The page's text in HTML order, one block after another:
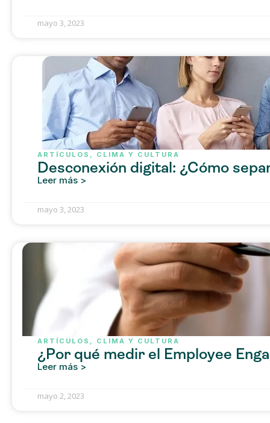
mayo 3, 2023
ARTÍCULOS CLIMA Y CULTURA
Desconexión digital: ¿Cómo
Leer más >
mayo 3, 2023
ARTÍCULOS CLIMA Y CULTURA
¿Por qué medir el Employee
Leer más >
mayo 2, 2023